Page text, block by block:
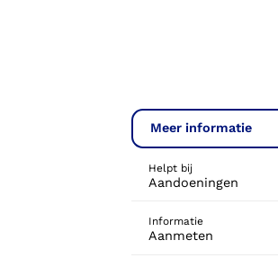
Meer informatie
Helpt bij
Aandoeningen
Informatie
Aanmeten